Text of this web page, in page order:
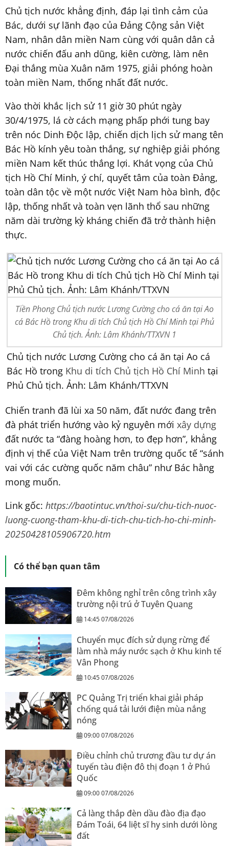
Chủ tịch nước khẳng định, đáp lại tình cảm của
Bác, dưới sự lãnh đạo của Đảng Cộng sản Việt
Nam, nhân dân miền Nam cùng với quân dân cả
nước chiến đấu anh dũng, kiên cường, làm nên
Đại thắng mùa Xuân năm 1975, giải phóng hoàn
toàn miền Nam, thống nhất đất nước.
Vào thời khắc lịch sử 11 giờ 30 phút ngày
30/4/1975, lá cờ cách mạng phấp phới tung bay
trên nóc Dinh Độc lập, chiến dịch lịch sử mang tên
Bác Hồ kính yêu toàn thắng, sự nghiệp giải phóng
miền Nam kết thúc thắng lợi. Khát vọng của Chủ
tịch Hồ Chí Minh, ý chí, quyết tâm của toàn Đảng,
toàn dân tộc về một nước Việt Nam hòa bình, độc
lập, thống nhất và toàn vẹn lãnh thổ sau những
năm dài trường kỳ kháng chiến đã trở thành hiện
thực.
Tiền Phong Chủ tịch nước Lương Cường cho cá ăn tại Ao
cá Bác Hồ trong Khu di tích Chủ tịch Hồ Chí Minh tại Phủ
Chủ tịch. Ảnh: Lâm Khánh/TTXVN 1
Chủ tịch nước Lương Cường cho cá ăn tại Ao cá
Bác Hồ trong Khu di tích Chủ tịch Hồ Chí Minh tại
Phủ Chủ tịch. Ảnh: Lâm Khánh/TTXVN
Chiến tranh đã lùi xa 50 năm, đất nước đang trên
đà phát triển hướng vào kỷ nguyên mới xây dựng
đất nước ta “đàng hoàng hơn, to đẹp hơn”, khẳng
định vị thế của Việt Nam trên trường quốc tế “sánh
vai với các cường quốc năm châu” như Bác hằng
mong muốn.
Link gốc: https://baotintuc.vn/thoi-su/chu-tich-nuoc-
luong-cuong-tham-khu-di-tich-chu-tich-ho-chi-minh-
20250428105906720.htm
Có thể bạn quan tâm
Đêm không nghỉ trên công trình xây
trường nội trú ở Tuyên Quang
14:45 07/08/2026
Chuyển mục đích sử dụng rừng để
làm nhà máy nước sạch ở Khu kinh tế
Vân Phong
10:45 07/08/2026
PC Quảng Trị triển khai giải pháp
chống quá tải lưới điện mùa nắng
nóng
09:00 07/08/2026
Điều chỉnh chủ trương đầu tư dự án
tuyến tàu điện đô thị đoạn 1 ở Phú
Quốc
09:00 07/08/2026
Cả làng thắp đèn dầu đào địa đạo
Đám Toái, 64 liệt sĩ hy sinh dưới lòng
đất